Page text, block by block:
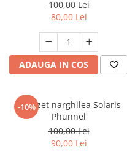
100,00 Lei
80,00 Lei
ADAUGA IN COS
-10%
Creuzet narghilea Solaris
Phunnel
100,00 Lei
90,00 Lei